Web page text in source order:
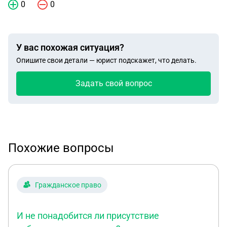
0 0
У вас похожая ситуация?
Опишите свои детали — юрист подскажет, что делать.
Задать свой вопрос
Похожие вопросы
Гражданское право
И не понадобится ли присутствие